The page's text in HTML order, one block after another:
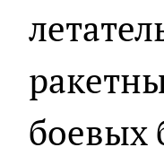
боевых